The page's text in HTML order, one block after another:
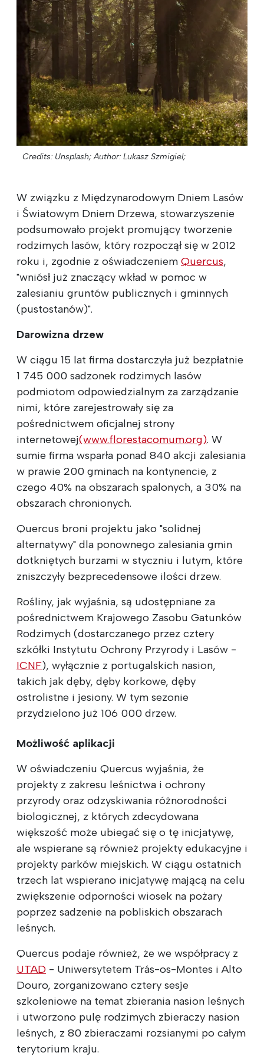
Credits: Unsplash; Author: Lukasz Szmigiel;
W związku z Międzynarodowym Dniem Lasów
i Światowym Dniem Drzewa, stowarzyszenie
podsumowało projekt promujący tworzenie
rodzimych lasów, który rozpoczął się w 2012
roku i, zgodnie z oświadczeniem Quercus,
"wniósł już znaczący wkład w pomoc w
zalesianiu gruntów publicznych i gminnych
(pustostanów)".
Darowizna drzew
W ciągu 15 lat firma dostarczyła już bezpłatnie
1 745 000 sadzonek rodzimych lasów
podmiotom odpowiedzialnym za zarządzanie
nimi, które zarejestrowały się za
pośrednictwem oficjalnej strony
internetowej(www.florestacomum.org). W
sumie firma wsparła ponad 840 akcji zalesiania
w prawie 200 gminach na kontynencie, z
czego 40% na obszarach spalonych, a 30% na
obszarach chronionych.
Quercus broni projektu jako "solidnej
alternatywy" dla ponownego zalesiania gmin
dotkniętych burzami w styczniu i lutym, które
zniszczyły bezprecedensowe ilości drzew.
Rośliny, jak wyjaśnia, są udostępniane za
pośrednictwem Krajowego Zasobu Gatunków
Rodzimych (dostarczanego przez cztery
szkółki Instytutu Ochrony Przyrody i Lasów -
ICNF), wyłącznie z portugalskich nasion,
takich jak dęby, dęby korkowe, dęby
ostrolistne i jesiony. W tym sezonie
przydzielono już 106 000 drzew.
Możliwość aplikacji
W oświadczeniu Quercus wyjaśnia, że
projekty z zakresu leśnictwa i ochrony
przyrody oraz odzyskiwania różnorodności
biologicznej, z których zdecydowana
większość może ubiegać się o tę inicjatywę,
ale wspierane są również projekty edukacyjne i
projekty parków miejskich. W ciągu ostatnich
trzech lat wspierano inicjatywę mającą na celu
zwiększenie odporności wiosek na pożary
poprzez sadzenie na pobliskich obszarach
leśnych.
Quercus podaje również, że we współpracy z
UTAD - Uniwersytetem Trás-os-Montes i Alto
Douro, zorganizowano cztery sesje
szkoleniowe na temat zbierania nasion leśnych
i utworzono pulę rodzimych zbieraczy nasion
leśnych, z 80 zbieraczami rozsianymi po całym
terytorium kraju.